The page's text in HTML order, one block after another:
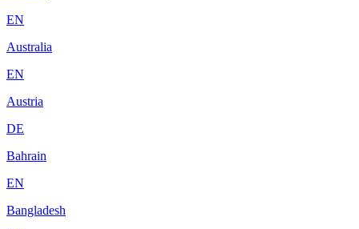
EN
Australia
EN
Austria
DE
Bahrain
EN
Bangladesh